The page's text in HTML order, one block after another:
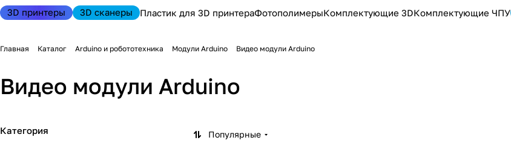
3D принтеры 3D сканеры Пластик для 3D принтераФотополимерыКомплектующие 3DКомплектующие ЧПУ
Главная Каталог Arduino и робототехника Модули Arduino Видео модули Arduino
Видео модули Arduino
Популярные
Категория